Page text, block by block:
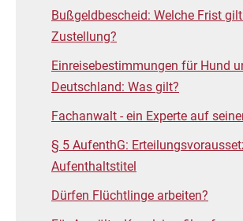
Bußgeldbescheid: Welche Frist
Zustellung?
Einreisebestimmungen für Hund
Deutschland: Was gilt?
Fachanwalt - ein Experte auf
§ 5 AufenthG:
Aufenthaltstitel
Dürfen Flüchtlinge arbeiten?